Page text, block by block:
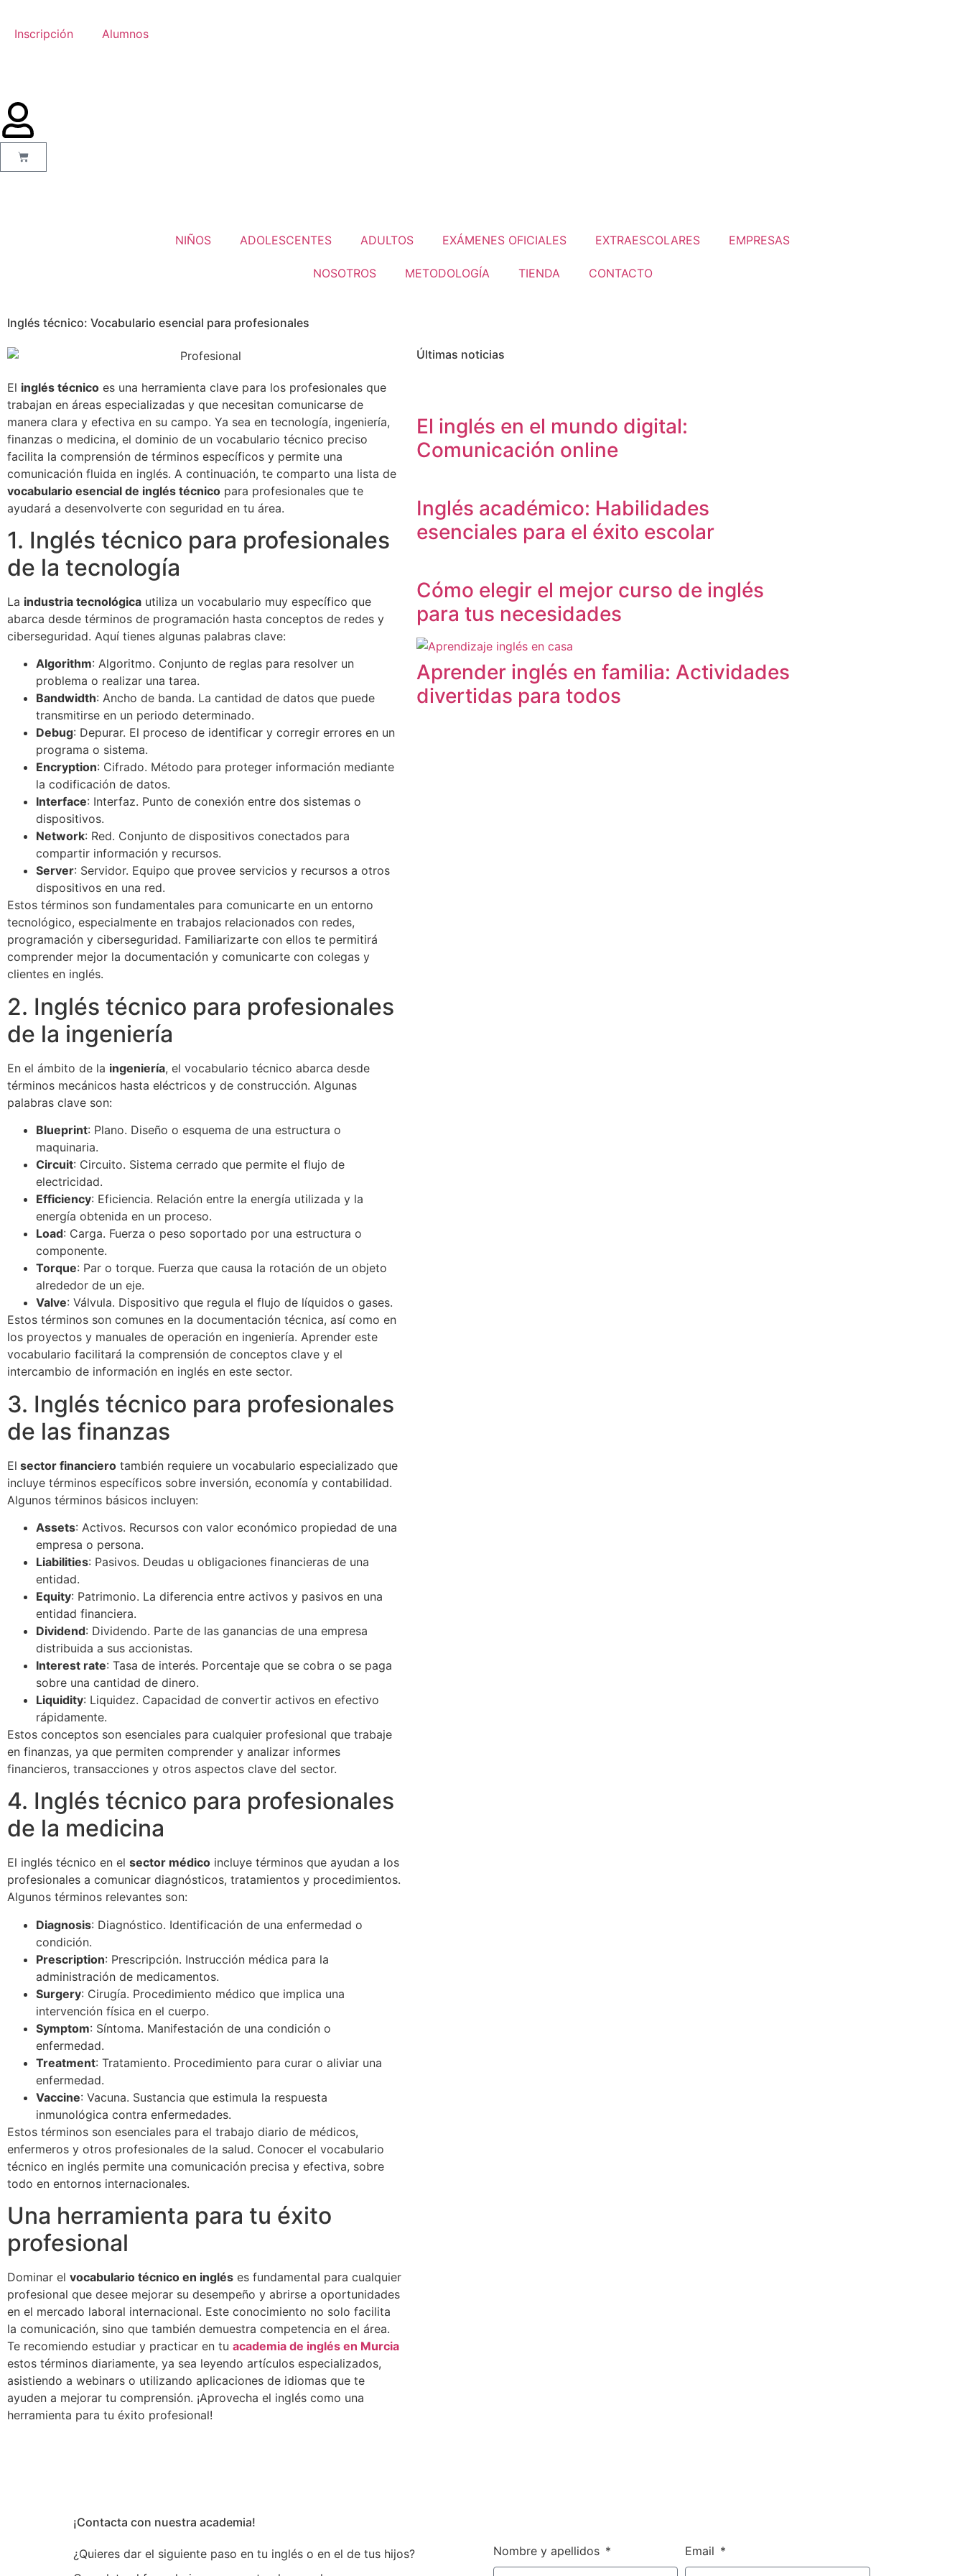
Inscripción Alumnos
NIÑOS ADOLESCENTES ADULTOS EXÁMENES OFICIALES EXTRAESCOLARES EMPRESAS
NOSOTROS METODOLOGÍA TIENDA CONTACTO
Inglés técnico: Vocabulario esencial para profesionales
El inglés técnico es una herramienta clave para los profesionales que
trabajan en áreas especializadas y que necesitan comunicarse de
manera clara y efectiva en su campo. Ya sea en tecnología, ingeniería,
finanzas o medicina, el dominio de un vocabulario técnico preciso
facilita la comprensión de términos específicos y permite una
comunicación fluida en inglés. A continuación, te comparto una lista de
vocabulario esencial de inglés técnico para profesionales que te
ayudará a desenvolverte con seguridad en tu área.
1. Inglés técnico para profesionales
de la tecnología
La industria tecnológica utiliza un vocabulario muy específico que
abarca desde términos de programación hasta conceptos de redes y
ciberseguridad. Aquí tienes algunas palabras clave:
Algorithm: Algoritmo. Conjunto de reglas para resolver un
problema o realizar una tarea.
Bandwidth: Ancho de banda. La cantidad de datos que puede
transmitirse en un periodo determinado.
Debug: Depurar. El proceso de identificar y corregir errores en un
programa o sistema.
Encryption: Cifrado. Método para proteger información mediante
la codificación de datos.
Interface: Interfaz. Punto de conexión entre dos sistemas o
dispositivos.
Network: Red. Conjunto de dispositivos conectados para
compartir información y recursos.
Server: Servidor. Equipo que provee servicios y recursos a otros
dispositivos en una red.
Estos términos son fundamentales para comunicarte en un entorno
tecnológico, especialmente en trabajos relacionados con redes,
programación y ciberseguridad. Familiarizarte con ellos te permitirá
comprender mejor la documentación y comunicarte con colegas y
clientes en inglés.
2. Inglés técnico para profesionales
de la ingeniería
En el ámbito de la ingeniería, el vocabulario técnico abarca desde
términos mecánicos hasta eléctricos y de construcción. Algunas
palabras clave son:
Blueprint: Plano. Diseño o esquema de una estructura o
maquinaria.
Circuit: Circuito. Sistema cerrado que permite el flujo de
electricidad.
Efficiency: Eficiencia. Relación entre la energía utilizada y la
energía obtenida en un proceso.
Load: Carga. Fuerza o peso soportado por una estructura o
componente.
Torque: Par o torque. Fuerza que causa la rotación de un objeto
alrededor de un eje.
Valve: Válvula. Dispositivo que regula el flujo de líquidos o gases.
Estos términos son comunes en la documentación técnica, así como en
los proyectos y manuales de operación en ingeniería. Aprender este
vocabulario facilitará la comprensión de conceptos clave y el
intercambio de información en inglés en este sector.
3. Inglés técnico para profesionales
de las finanzas
El sector financiero también requiere un vocabulario especializado que
incluye términos específicos sobre inversión, economía y contabilidad.
Algunos términos básicos incluyen:
Assets: Activos. Recursos con valor económico propiedad de una
empresa o persona.
Liabilities: Pasivos. Deudas u obligaciones financieras de una
entidad.
Equity: Patrimonio. La diferencia entre activos y pasivos en una
entidad financiera.
Dividend: Dividendo. Parte de las ganancias de una empresa
distribuida a sus accionistas.
Interest rate: Tasa de interés. Porcentaje que se cobra o se paga
sobre una cantidad de dinero.
Liquidity: Liquidez. Capacidad de convertir activos en efectivo
rápidamente.
Estos conceptos son esenciales para cualquier profesional que trabaje
en finanzas, ya que permiten comprender y analizar informes
financieros, transacciones y otros aspectos clave del sector.
4. Inglés técnico para profesionales
de la medicina
El inglés técnico en el sector médico incluye términos que ayudan a los
profesionales a comunicar diagnósticos, tratamientos y procedimientos.
Algunos términos relevantes son:
Diagnosis: Diagnóstico. Identificación de una enfermedad o
condición.
Prescription: Prescripción. Instrucción médica para la
administración de medicamentos.
Surgery: Cirugía. Procedimiento médico que implica una
intervención física en el cuerpo.
Symptom: Síntoma. Manifestación de una condición o
enfermedad.
Treatment: Tratamiento. Procedimiento para curar o aliviar una
enfermedad.
Vaccine: Vacuna. Sustancia que estimula la respuesta
inmunológica contra enfermedades.
Estos términos son esenciales para el trabajo diario de médicos,
enfermeros y otros profesionales de la salud. Conocer el vocabulario
técnico en inglés permite una comunicación precisa y efectiva, sobre
todo en entornos internacionales.
Una herramienta para tu éxito
profesional
Dominar el vocabulario técnico en inglés es fundamental para cualquier
profesional que desee mejorar su desempeño y abrirse a oportunidades
en el mercado laboral internacional. Este conocimiento no solo facilita
la comunicación, sino que también demuestra competencia en el área.
Te recomiendo estudiar y practicar en tu academia de inglés en Murcia
estos términos diariamente, ya sea leyendo artículos especializados,
asistiendo a webinars o utilizando aplicaciones de idiomas que te
ayuden a mejorar tu comprensión. ¡Aprovecha el inglés como una
herramienta para tu éxito profesional!
Últimas noticias
El inglés en el mundo digital:
Comunicación online
Inglés académico: Habilidades
esenciales para el éxito escolar
Cómo elegir el mejor curso de inglés
para tus necesidades
Aprender inglés en familia: Actividades
divertidas para todos
¡Contacta con nuestra academia!
¿Quieres dar el siguiente paso en tu inglés o en el de tus hijos?
Nombre y apellidos Email